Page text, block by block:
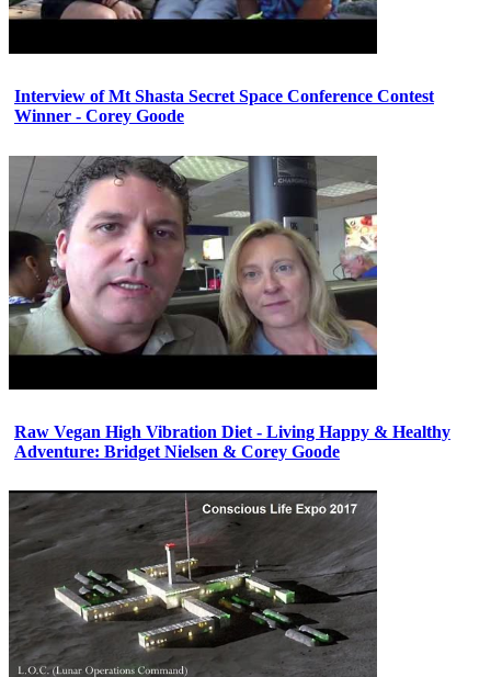
Interview of Mt Shasta Secret Space Conference Contest
Winner - Corey Goode
Raw Vegan High Vibration Diet - Living Happy & Healthy
Adventure: Bridget Nielsen & Corey Goode